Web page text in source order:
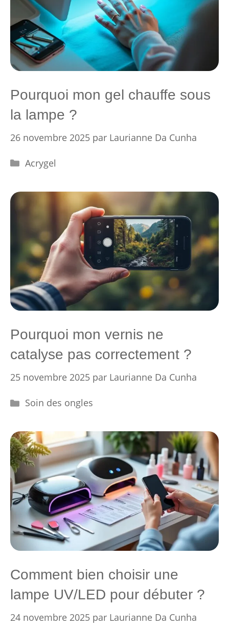
Pourquoi mon gel chauffe sous
la lampe ?
26 novembre 2025 par Laurianne Da Cunha
Catégories
Acrygel
Pourquoi mon vernis ne
catalyse pas correctement ?
25 novembre 2025 par Laurianne Da Cunha
Catégories
Soin des ongles
Comment bien choisir une
lampe UV/LED pour débuter ?
24 novembre 2025 par Laurianne Da Cunha